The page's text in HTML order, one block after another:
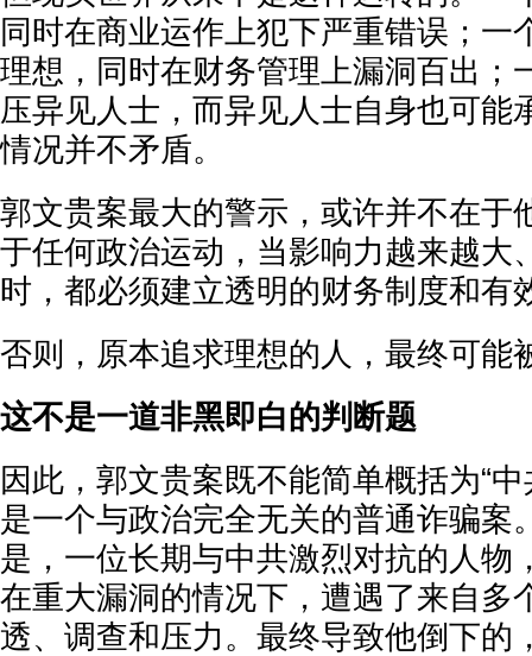
同时在商业运作上犯下严重错误；一
理想，同时在财务管理上漏洞百出；
压异见人士，而异见人士自身也可能
情况并不矛盾。
郭文贵案最大的警示，或许并不在于
于任何政治运动，当影响力越来越大
时，都必须建立透明的财务制度和有
否则，原本追求理想的人，最终可能
这不是一道非黑即白的判断题
因此，郭文贵案既不能简单概括为“
是一个与政治完全无关的普通诈骗案
是，一位长期与中共激烈对抗的人物
在重大漏洞的情况下，遭遇了来自多
透、调查和压力。最终导致他倒下的